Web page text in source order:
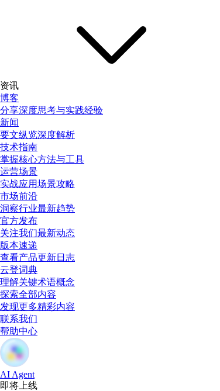
资讯
博客
分享深度思考与实践经验
新闻
要文纵览深度解析
技术指南
掌握核心方法与工具
运营场景
实战应用场景攻略
市场前沿
洞察行业最新趋势
官方发布
关注我们最新动态
版本速递
查看产品更新日志
云登词典
理解关键术语概念
探索全部内容
发现更多精彩内容
联系我们
帮助中心
AI Agent
即将上线